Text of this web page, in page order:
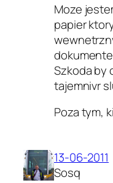
Moze
papier
Szkoda by
tajemnivr
Poza tym,
13-06-2011
Sosq